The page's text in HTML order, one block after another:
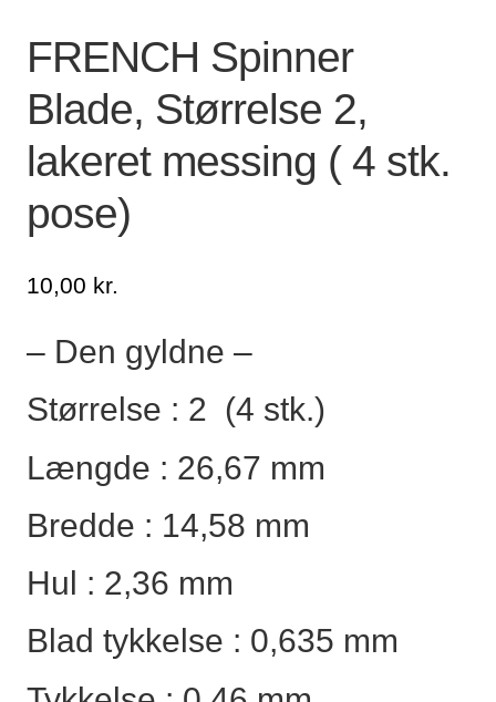
Lagersalg
Min Konto
Glemt adgangskode
FRENCH Spinner
Blade, Størrelse 2,
lakeret messing ( 4 stk.
pose)
10,00 kr.
– Den gyldne –
Størrelse : 2 (4 stk.)
Længde : 26,67 mm
Bredde : 14,58 mm
Hul : 2,36 mm
Blad tykkelse : 0,635 mm